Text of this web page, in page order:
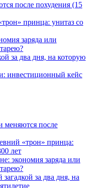
после похудения (15
принца: унитаз со
заряда или
за два дня, на которую
инвестиционный кейс
меняются после
«трон» принца:
лет
экономия заряда или
за два дня, на